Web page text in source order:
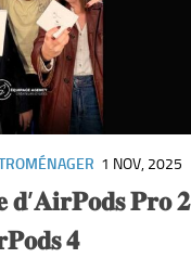
1 NOV, 2025
𝐝’𝐀𝐢𝐫𝐏𝐨𝐝𝐬 𝐏𝐫𝐨 𝟐
𝟒